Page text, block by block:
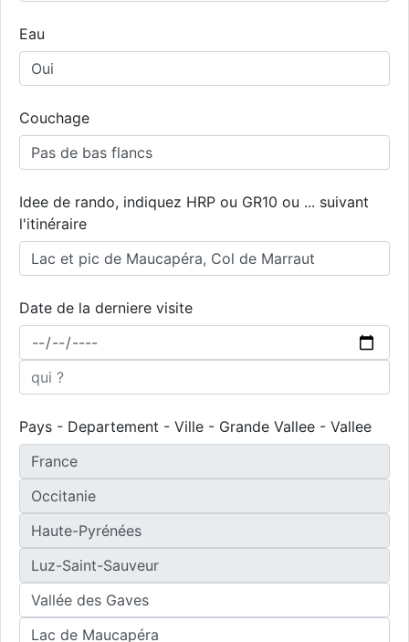
Eau
Couchage
Idee de rando, indiquez HRP ou GR10 ou ... suivant
l'itinéraire
Date de la derniere visite
Pays - Departement - Ville - Grande Vallee - Vallee